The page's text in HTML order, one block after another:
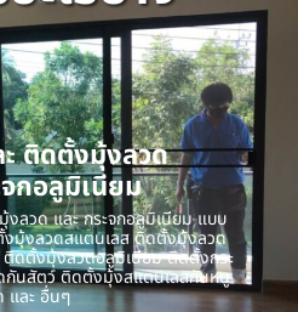
ติดตั้งมุ้งลวด
กอลูมิเนียม
ลวด และ กระจกอลูมิเนียม แบบ
งมุ้งลวดสแตนเลส ติดตั้งมุ้งลวด
ดตั้งมุ้งลวดอลูมิเนียม ติดตั้งกระ
นสัตว์ ติดตั้งมุ้งสแตนเลสกันหนู
และ อื่นๆ